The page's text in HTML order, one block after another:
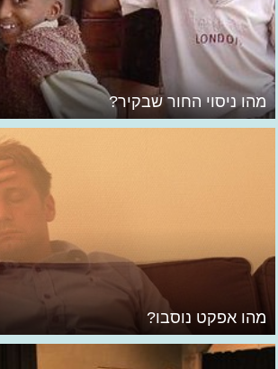
מהו ניסוי החור שבקיר?
מהו אפקט נוסבו?